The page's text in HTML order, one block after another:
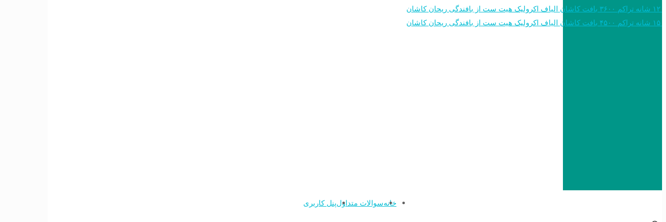
خانهسوالات متداولپنل کاربری